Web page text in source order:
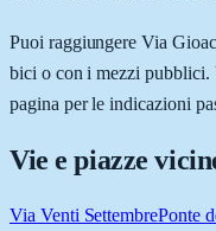
Puoi raggiungere Via
bici o con i mezzi pubblici.
pagina per le indicazioni
Vie e piazze
Via Venti SettembrePonte